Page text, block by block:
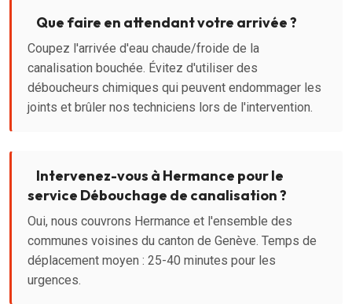
Que faire en attendant votre arrivée ?
Coupez l'arrivée d'eau chaude/froide de la
canalisation bouchée. Évitez d'utiliser des
déboucheurs chimiques qui peuvent endommager les
joints et brûler nos techniciens lors de l'intervention.
Intervenez-vous à Hermance pour le
service Débouchage de canalisation ?
Oui, nous couvrons Hermance et l'ensemble des
communes voisines du canton de Genève. Temps de
déplacement moyen : 25-40 minutes pour les
urgences.